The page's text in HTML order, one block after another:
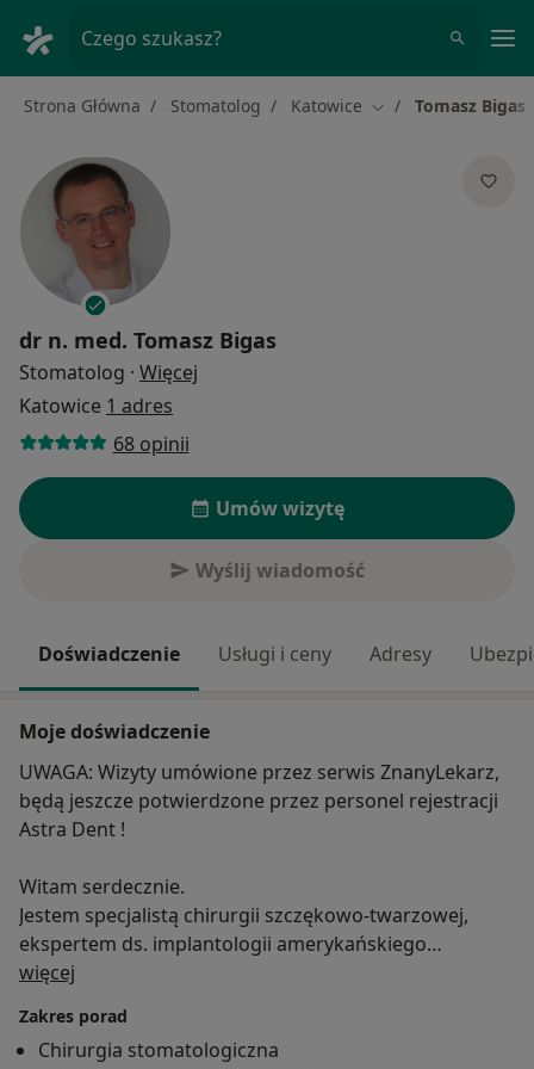
Czego szukasz?
Strona Główna Stomatolog Katowice Zmień miasto
Tomasz Bigas
dr n. med. Tomasz Bigas
Stomatolog · Więcej
Katowice 1 adres
68 opinii
Umów wizytę
Wyślij wiadomość
Doświadczenie Usługi i ceny Adresy
Moje doświadczenie
UWAGA: Wizyty umówione przez serwis ZnanyLekarz,
będą jeszcze potwierdzone przez personel rejestracji
Astra Dent !
Witam serdecznie.
Jestem specjalistą chirurgii szczękowo-twarzowej,
ekspertem ds. implantologii amerykańskiego
towarzystwa implantologicznego ICOI. Posiadam tytuł
otrzymany na Uniwersytecie DTMD w Luksemburgu.
Ale stomatologia z implantologią to przede wszystkim
więcej
Zakres porad
Chirurgia stomatologiczna